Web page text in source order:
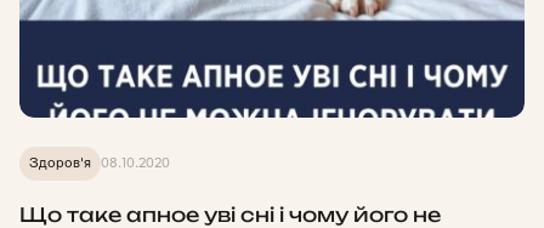
Здоров'я 08.10.2020
Що таке апное уві сні і чому його не